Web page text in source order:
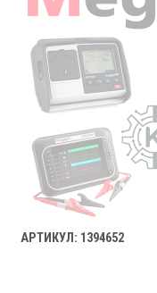
АРТИКУЛ: 1394652